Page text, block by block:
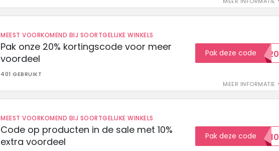
MEEST VOORKOMEND BIJ SOORTGELIJKE WINKELS
Pak onze 20% kortingscode voor meer
voordeel
401 GEBRUIKT
MEER INFORMATIE
Pak deze codeEXTRA20
MEEST VOORKOMEND BIJ SOORTGELIJKE WINKELS
Code op producten in de sale met 10%
extra voordeel
Pak deze codeSALE10